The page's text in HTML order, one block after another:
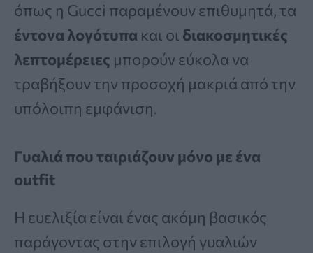
όπως η Gucci παραμένουν επιθυμητά, τα
έντονα λογότυπα και οι διακοσμητικές
λεπτομέρειες μπορούν εύκολα να
τραβήξουν την προσοχή μακριά από την
υπόλοιπη εμφάνιση.
Γυαλιά που ταιριάζουν μόνο με ένα
outfit
Η ευελιξία είναι ένας ακόμη βασικός
παράγοντας στην επιλογή γυαλιών